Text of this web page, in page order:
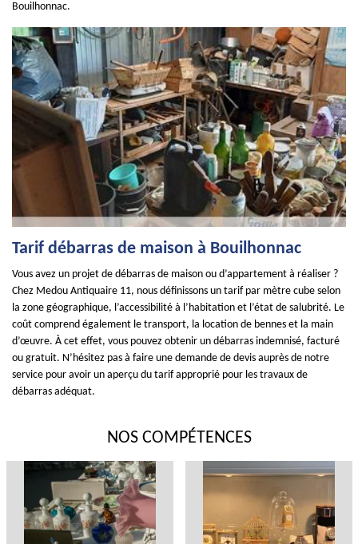
Bouilhonnac.
Tarif débarras de maison à Bouilhonnac
Vous avez un projet de débarras de maison ou d’appartement à réaliser ?
Chez Medou Antiquaire 11, nous définissons un tarif par mètre cube selon
la zone géographique, l’accessibilité à l’habitation et l’état de salubrité. Le
coût comprend également le transport, la location de bennes et la main
d’œuvre. À cet effet, vous pouvez obtenir un débarras indemnisé, facturé
ou gratuit. N’hésitez pas à faire une demande de devis auprès de notre
service pour avoir un aperçu du tarif approprié pour les travaux de
débarras adéquat.
NOS COMPÉTENCES